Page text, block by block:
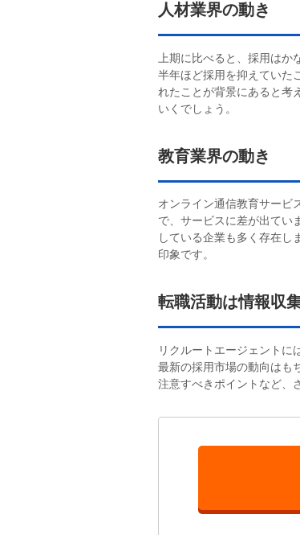
人材業界の動き
上期に比べると、採用は
半年ほど採用を抑えていた
れたことが背景にあると考
いくでしょう。
教育業界の動き
オンライン通信教育サービ
で、サービスに差が出てい
している企業も多く存在し
印象です。
転職活動は情報収
リクルートエージェントに
最新の採用市場の動向はも
注意すべきポイントなど、